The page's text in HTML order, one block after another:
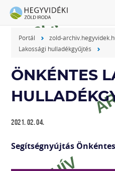
Portál zold-
Lakossági hulladékgyűjtés
ÖNKÉNTES
2021. 02. 04.
Segítségnyújtás